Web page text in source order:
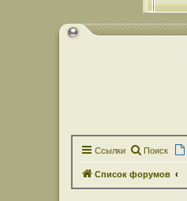
Ссылки Поиск
Список форумов